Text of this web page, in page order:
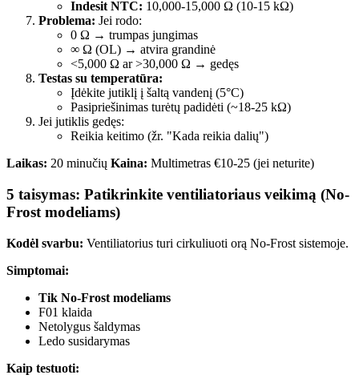
Indesit NTC: 10,000-15,000 Ω (10-15 kΩ)
Problema: Jei rodo:
0 Ω → trumpas jungimas
∞ Ω (OL) → atvira grandinė
<5,000 Ω ar >30,000 Ω → gedęs
Testas su temperatūra:
Įdėkite jutiklį į šaltą vandenį (5°C)
Pasipriešinimas turėtų padidėti (~18-25 kΩ)
Jei jutiklis gedęs:
Reikia keitimo (žr. "Kada reikia dalių")
Laikas: 20 minučių Kaina: Multimetras €10-25 (jei neturite)
5 taisymas: Patikrinkite ventiliatoriaus veikimą (No-
Frost modeliams)
Kodėl svarbu: Ventiliatorius turi cirkuliuoti orą No-Frost sistemoje.
Simptomai:
Tik No-Frost modeliams
F01 klaida
Netolygus šaldymas
Ledo susidarymas
Kaip testuoti: